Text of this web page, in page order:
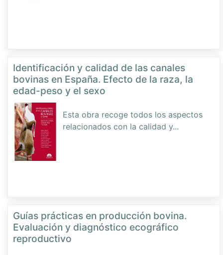
Identificación y calidad de las canales
bovinas en España. Efecto de la raza, la
edad-peso y el sexo
Esta obra recoge todos los aspectos
relacionados con la calidad y...
Guías prácticas en producción bovina.
Evaluación y diagnóstico ecográfico
reproductivo